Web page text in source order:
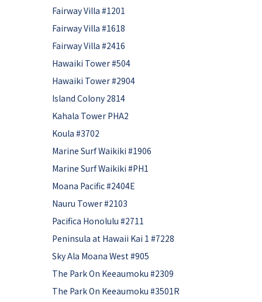
Fairway Villa #1201
Fairway Villa #1618
Fairway Villa #2416
Hawaiki Tower #504
Hawaiki Tower #2904
Island Colony 2814
Kahala Tower PHA2
Koula #3702
Marine Surf Waikiki #1906
Marine Surf Waikiki #PH1
Moana Pacific #2404E
Nauru Tower #2103
Pacifica Honolulu #2711
Peninsula at Hawaii Kai 1 #7228
Sky Ala Moana West #905
The Park On Keeaumoku #2309
The Park On Keeaumoku #3501R